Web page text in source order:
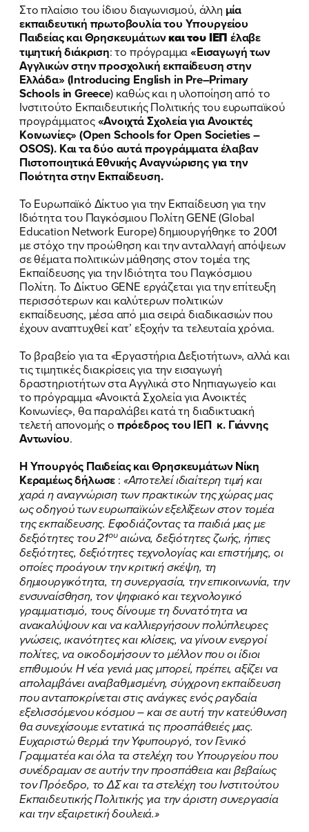
ΠΟΙΑ ΕΙΜΑΙ
ΕΡΓΟ
ΕΚΔΗΛΩΣΕΙΣ
ΝΕΑ
ΕΛΑ ΚΙ ΕΣΥ
FB IN TW YT LN VB TIKTOK
Στο πλαίσιο του ίδιου διαγωνισμού, άλλη μία
εκπαιδευτική πρωτοβουλία του Υπουργείου
Παιδείας και Θρησκευμάτωνκαι του ΙΕΠ έλαβε
τιμητική διάκριση: το πρόγραμμα«Εισαγωγή των
Αγγλικών στην προσχολική εκπαίδευση στην
Ελλάδα» (Introducing English in Pre–Primary
Schools in Greece) καθώς και η υλοποίηση από το
Ινστιτούτο Εκπαιδευτικής Πολιτικής του ευρωπαϊκού
προγράμματος«Ανοιχτά Σχολεία για Ανοικτές
Κοινωνίες» (Open SchoolsforOpen Societies–
OSOS). Και τα δύο αυτά προγράμματα έλαβαν
Πιστοποιητικά Εθνικής Αναγνώρισης για την
Ποιότητα στην Εκπαίδευση.
Το Ευρωπαϊκό Δίκτυο για την Εκπαίδευση για την
Ιδιότητα του Παγκόσμιου Πολίτη GENE (Global
Education Network Europe) δημιουργήθηκε το 2001
με στόχο την προώθηση και την ανταλλαγή απόψεων
σε θέματα πολιτικών μάθησης στον τομέα της
Εκπαίδευσης για την Ιδιότητα του Παγκόσμιου
Πολίτη. Το Δίκτυο GENE εργάζεται για την επίτευξη
περισσότερων και καλύτερων πολιτικών
εκπαίδευσης, μέσα από μια σειρά διαδικασιών που
έχουν αναπτυχθεί κατ’ εξοχήν τα τελευταία χρόνια.
Το βραβείο για τα «Εργαστήρια Δεξιοτήτων», αλλά και
τις τιμητικές διακρίσεις για την εισαγωγή
δραστηριοτήτων στα Αγγλικά στο Νηπιαγωγείο και
το πρόγραμμα «Ανοικτά Σχολεία για Ανοικτές
Κοινωνίες», θα παραλάβει κατά τη διαδικτυακή
τελετή απονομής ο πρόεδρος του ΙΕΠ κ. Γιάννης
Αντωνίου.
Η Υπουργός Παιδείας και Θρησκευμάτων Νίκη
Κεραμέως δήλωσε : «Αποτελεί ιδιαίτερη τιμή και
χαρά η αναγνώριση των πρακτικών της χώρας μας
ως οδηγού των ευρωπαϊκών εξελίξεων στον τομέα
της εκπαίδευσης. Εφοδιάζοντας τα παιδιά μας με
δεξιότητες του 21ουαιώνα, δεξιότητες ζωής, ήπιες
δεξιότητες, δεξιότητες τεχνολογίας και επιστήμης, οι
οποίες προάγουν την κριτική σκέψη, τη
δημιουργικότητα, τη συνεργασία, την επικοινωνία, την
ενσυναίσθηση, τον ψηφιακό και τεχνολογικό
γραμματισμό, τους δίνουμε τη δυνατότητα να
ανακαλύψουν και να καλλιεργήσουν πολύπλευρες
γνώσεις, ικανότητες και κλίσεις, να γίνουν ενεργοί
πολίτες, να οικοδομήσουν το μέλλον που οι ίδιοι
επιθυμούν. Η νέα γενιά μας μπορεί, πρέπει, αξίζει να
απολαμβάνει αναβαθμισμένη, σύγχρονη εκπαίδευση
που ανταποκρίνεται στις ανάγκες ενός ραγδαία
εξελισσόμενου κόσμου – και σε αυτή την κατεύθυνση
θα συνεχίσουμε εντατικά τις προσπάθειές μας.
Ευχαριστώ θερμά την Υφυπουργό, τον Γενικό
Γραμματέα και όλα τα στελέχη του Υπουργείου που
συνέδραμαν σε αυτήν την προσπάθεια και βεβαίως
τον Πρόεδρο, το ΔΣ και τα στελέχη του Ινστιτούτου
Εκπαιδευτικής Πολιτικής για την άριστη συνεργασία
και την εξαιρετική δουλειά.»